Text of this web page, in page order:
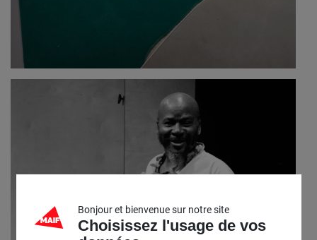
Bonjour et bienvenue sur notre site
Choisissez l'usage de vos